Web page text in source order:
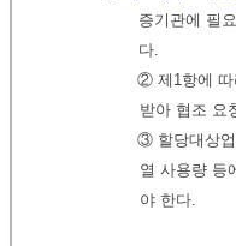
증기관에 필
다.
② 제1항에 따
받아 협조 요
③ 할당대상업
열 사용량 등
야 한다.